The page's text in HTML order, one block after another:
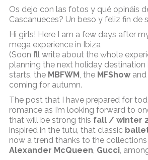
Os dejo con las fotos y qué opináis
Cascanueces? Un beso y feliz fin de
Hi girls! Here I am a few days after
mega experience in Ibiza
(Soon I’ll write about the whole
planning the next holiday
starts, theMBFWM , the MFShowand
coming for autumn.
The post that I have prepared for
romance as I’m looking forward to
that will be strong this fall / winter
inspired in the tutu, that classic
now a trend thanks to the
Alexander McQueen, Gucci,